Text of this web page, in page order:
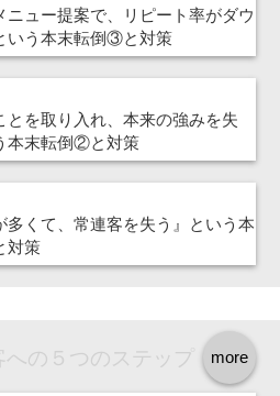
ニュー提案で、リピート率がダウ
いう本末転倒③と対策
とを取り入れ、本来の強みを失
本末転倒②と対策
多くて、常連客を失う』という本
対策
more
への５つのステップ